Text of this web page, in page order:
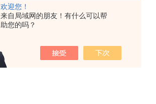
欢迎您！
来自局域网的朋友！有什么可以帮
助您的吗？